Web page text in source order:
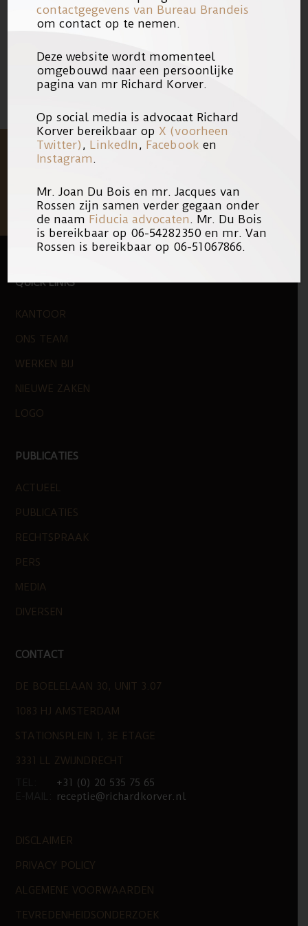
FOOTER
QUICK LINKS
KANTOOR
ONS TEAM
WERKEN BIJ
NIEUWE ZAKEN
LOGO
PUBLICATIES
ACTUEEL
PUBLICATIES
RECHTSPRAAK
PERS
MEDIA
DIVERSEN
CONTACT
DE BOELELAAN 30, UNIT 3.07
1083 HJ AMSTERDAM
STATIONSPLEIN 1, 3E ETAGE
3331 LL ZWIJNDRECHT
+31 (0) 20 535 75 65
receptie@richardkorver.nl
DISCLAIMER
PRIVACY POLICY
ALGEMENE VOORWAARDEN
TEVREDENHEIDSONDERZOEK
contactgegevens van Bureau Brandeis
om contact op te nemen.
Deze website wordt momenteel
omgebouwd naar een persoonlijke
pagina van mr Richard Korver.
Op social media is advocaat Richard
Korver bereikbaar op X (voorheen
Twitter) , LinkedIn , Facebook en
Instagram.
Mr. Joan Du Bois en mr. Jacques van
Rossen zijn samen verder gegaan onder
de naam Fiducia advocaten. Mr. Du Bois
is bereikbaar op 06-54282350 en mr. Van
Rossen is bereikbaar op 06-51067866.